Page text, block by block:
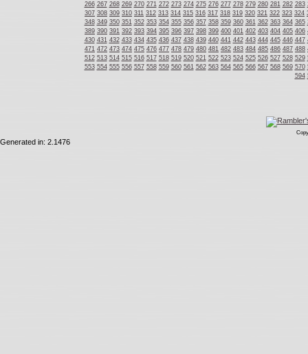
266 267 268 269 270 271 272 273 274 275 276 277 278 279 280 281 282 283
307 308 309 310 311 312 313 314 315 316 317 318 319 320 321 322 323 324
348 349 350 351 352 353 354 355 356 357 358 359 360 361 362 363 364 365
389 390 391 392 393 394 395 396 397 398 399 400 401 402 403 404 405 406
430 431 432 433 434 435 436 437 438 439 440 441 442 443 444 445 446 447
471 472 473 474 475 476 477 478 479 480 481 482 483 484 485 486 487 488
512 513 514 515 516 517 518 519 520 521 522 523 524 525 526 527 528 529
553 554 555 556 557 558 559 560 561 562 563 564 565 566 567 568 569 570
594
Generated in: 2.1476